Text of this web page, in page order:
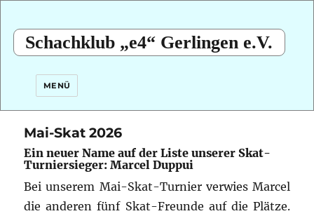
Schachklub „e4“ Gerlingen e.V.
MENÜ
Mai-Skat 2026
Ein neuer Name auf der Liste unserer Skat-
Turniersieger: Marcel Duppui
Bei unserem Mai-Skat-Turnier verwies Marcel
die anderen fünf Skat-Freunde auf die Plätze.